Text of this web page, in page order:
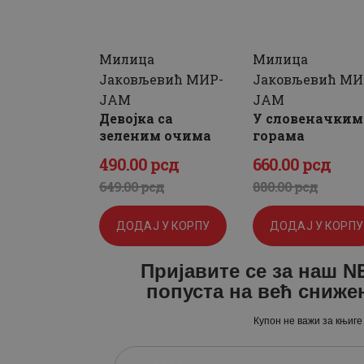
Милица
Јаковљевић МИР-
ЈАМ
Девојка са
зеленим очима
649.00рсд
Оригинална
цена
је
била:
490.00рсд
Тренутна
цена
је:
ДОДАЈ У КОРПУ
Милица
Јаковљевић
ЈАМ
У словеначким
горама
880.00рсд
Оригинална
цена
је
била:
880.
660.00рсд
Тренутна
цена
је:
660.
0
ДОДАЈ У КОРПУ
Пријавите се за наш
попуста на већ
Купон не важи за